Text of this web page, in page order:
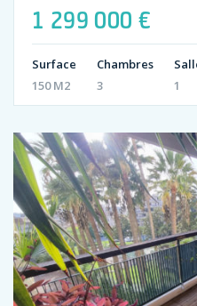
1 299 000 €
Surface
150 M2
Chambres
3
1